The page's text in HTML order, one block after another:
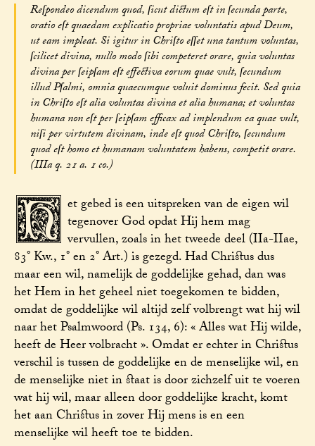
Reſpondeo dicendum quod, ſicut dictum eſt in ſecunda parte,
oratio eſt quaedam explicatio propriae voluntatis apud Deum,
ut eam impleat. Si igitur in Chriſto eſſet una tantum voluntas,
ſcilicet divina, nullo modo ſibi competeret orare, quia voluntas
divina per ſeipſam eſt effectiva eorum quae vult, ſecundum
illud Pſalmi, omnia quaecumque voluit dominus fecit. Sed quia
in Chriſto eſt alia voluntas divina et alia humana; et voluntas
humana non eſt per ſeipſam efficax ad implendum ea quae vult,
niſi per virtutem divinam, inde eſt quod Chriſto, ſecundum
quod eſt homo et humanam voluntatem habens, competit orare.
(IIIa q. 21 a. 1 co.)
H et gebed is een uitspreken van de eigen wil
tegenover God opdat Hij hem mag
vervullen, zoals in het tweede deel (IIa-IIae,
83° Kw., 1° en 2° Art.) is gezegd. Had Christus dus
maar een wil, namelijk de goddelijke gehad, dan was
het Hem in het geheel niet toegekomen te bidden,
omdat de goddelijke wil altijd zelf volbrengt wat hij wil
naar het Psalmwoord (Ps. 134, 6): « Alles wat Hij wilde,
heeft de Heer volbracht ». Omdat er echter in Christus
verschil is tussen de goddelijke en de menselijke wil, en
de menselijke niet in staat is door zichzelf uit te voeren
wat hij wil, maar alleen door goddelijke kracht, komt
het aan Christus in zover Hij mens is en een
menselijke wil heeft toe te bidden.